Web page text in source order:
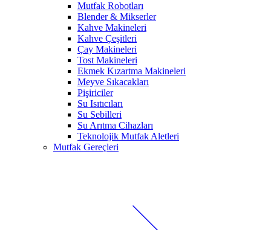
Mutfak Robotları
Blender & Mikserler
Kahve Makineleri
Kahve Çeşitleri
Çay Makineleri
Tost Makineleri
Ekmek Kızartma Makineleri
Meyve Sıkacakları
Pişiriciler
Su Isıtıcıları
Su Sebilleri
Su Arıtma Cihazları
Teknolojik Mutfak Aletleri
Mutfak Gereçleri